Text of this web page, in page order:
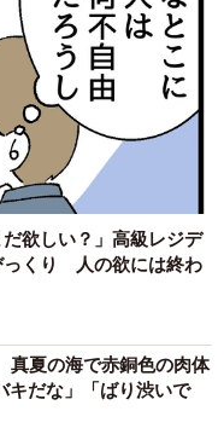
主張が苦手な娘に教わ
】
追われています」甘え
飼い主にダイブする姿
完全に親子」と反響